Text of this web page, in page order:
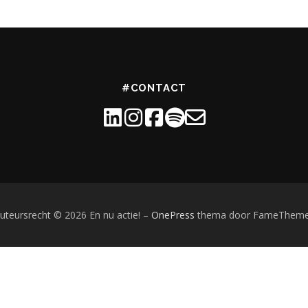
#CONTACT
© 2026 En nu actie! – OnePress thema door